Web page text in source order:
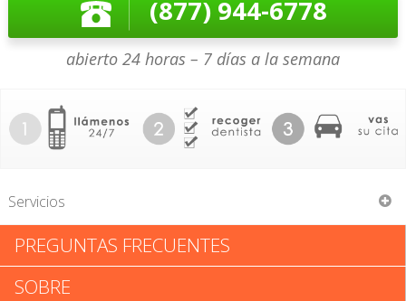
(877) 944-6778
abierto 24 horas – 7 días a la semana
Servicios
Mark Weissler DMD
PREGUNTAS FRECUENTES
SOBRE